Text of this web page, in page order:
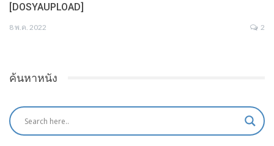
[DOSYAUPLOAD]
8 พ.ค. 2022 2
ค้นหาหนัง